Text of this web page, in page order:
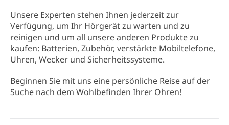
Unsere Experten stehen Ihnen jederzeit zur
Verfügung, um Ihr Hörgerät zu warten und zu
reinigen und um all unsere anderen Produkte zu
kaufen: Batterien, Zubehör, verstärkte Mobiltelefone,
Uhren, Wecker und Sicherheitssysteme.
Beginnen Sie mit uns eine persönliche Reise auf der
Suche nach dem Wohlbefinden Ihrer Ohren!